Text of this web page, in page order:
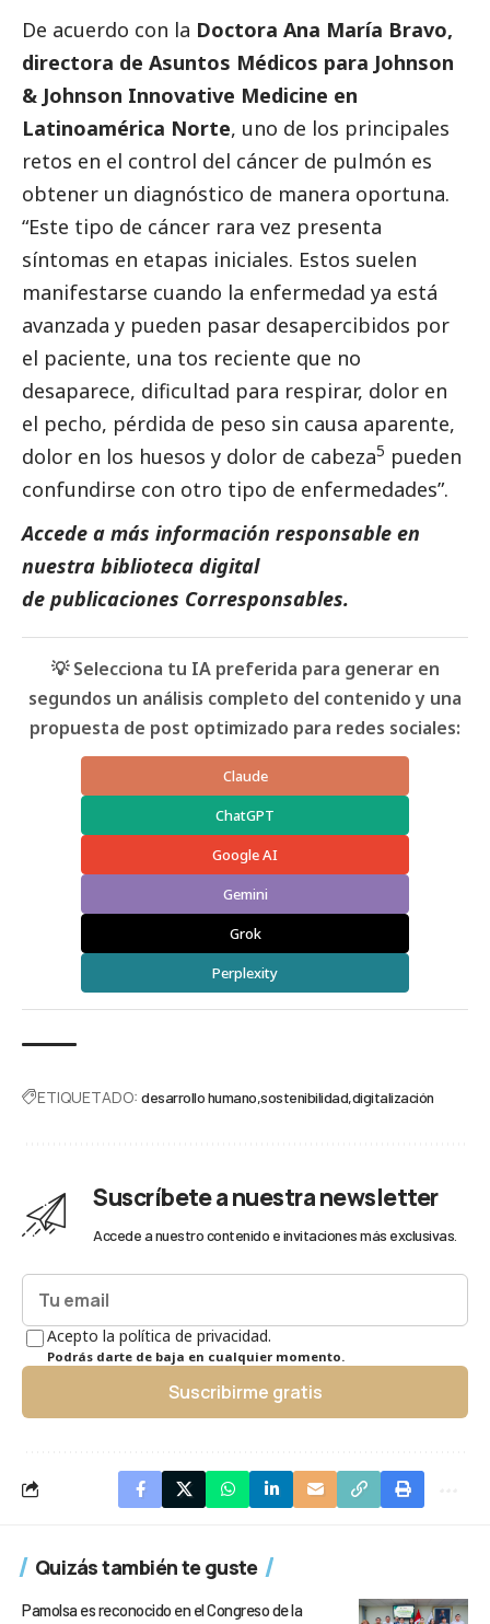
De acuerdo con la Doctora Ana María Bravo,
directora de Asuntos Médicos para Johnson
& Johnson Innovative Medicine en
Latinoamérica Norte, uno de los principales
retos en el control del cáncer de pulmón es
obtener un diagnóstico de manera oportuna.
“Este tipo de cáncer rara vez presenta
síntomas en etapas iniciales. Estos suelen
manifestarse cuando la enfermedad ya está
avanzada y pueden pasar desapercibidos por
el paciente, una tos reciente que no
desaparece, dificultad para respirar, dolor en
el pecho, pérdida de peso sin causa aparente,
dolor en los huesos y dolor de cabeza5 pueden
confundirse con otro tipo de enfermedades”.
Accede a más información responsable en
nuestra biblioteca digital
de publicaciones Corresponsables.
💡 Selecciona tu IA preferida para generar en
segundos un análisis completo del contenido y una
propuesta de post optimizado para redes sociales:
Claude
ChatGPT
Google AI
Gemini
Grok
Perplexity
ETIQUETADO: desarrollo humano sostenibilidad digitalización
Suscríbete a nuestra newsletter
Accede a nuestro contenido e invitaciones más exclusivas.
Acepto la política de privacidad.
Podrás darte de baja en cualquier momento.
Suscribirme gratis
Quizás también te guste
Pamolsa es reconocido en el Congreso de la